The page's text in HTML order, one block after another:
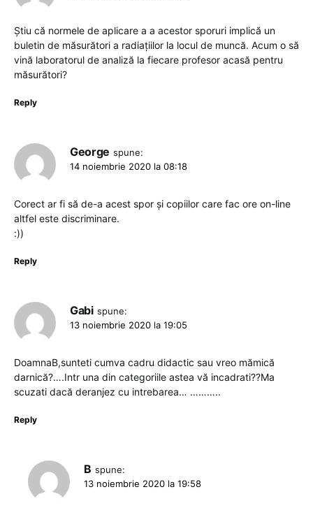
Știu că normele de aplicare a a acestor sporuri implică un
buletin de măsurători a radiațiilor la locul de muncă. Acum o să
vină laboratorul de analiză la fiecare profesor acasă pentru
măsurători?
Reply
George spune:
14 noiembrie 2020 la 08:18
Corect ar fi să de-a acest spor și copiilor care fac ore on-line
altfel este discriminare.
:))
Reply
Gabi spune:
13 noiembrie 2020 la 19:05
DoamnaB,sunteti cumva cadru didactic sau vreo mămică
darnică?….Intr una din categoriile astea vă incadrati??Ma
scuzati dacă deranjez cu intrebarea… ………..
Reply
B spune:
13 noiembrie 2020 la 19:58